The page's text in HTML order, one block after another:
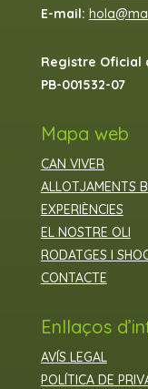
E-mail:
Registre Oficial
PB-001532-07
Mapa web
CAN VIVER
ALLOTJAMENTS
EXPERIÈNCIES
EL NOSTRE OLI
RODATGES I
CONTACTE
Enllaços
AVÍS LEGAL
POLÍTICA DE